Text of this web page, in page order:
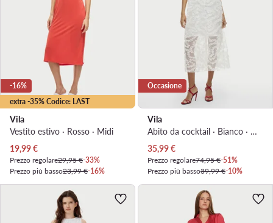
extra -35% Codice: LAST
-16%
Vila
Vestito estivo · Rosso · Midi
Prezzo attuale
19,99€
Prezzo regolare29,95 €-33%
Prezzo più basso23,99 €-16%
Occasione
Vila
Abito da cocktail · Bianco · Mini
Prezzo attuale
35,99€
Prezzo regolare74,95 €-51%
Prezzo più basso39,99 €-10%